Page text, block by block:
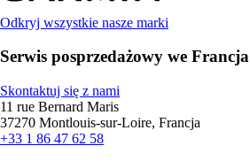
Odkryj wszystkie nasze marki
Serwis posprzedażowy we Francja
Skontaktuj się z nami
11 rue Bernard Maris
37270 Montlouis-sur-Loire, Francja
+33 1 86 47 62 58